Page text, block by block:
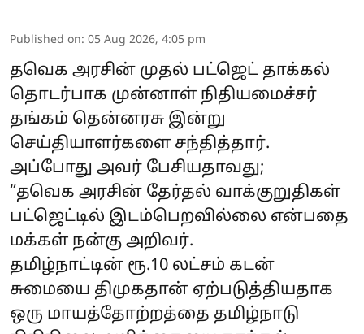
Published on: 05 Aug 2026, 4:05 pm
தவெக அரசின் முதல் பட்ஜெட் தாக்கல்
தொடர்பாக முன்னாள் நிதியமைச்சர்
தங்கம் தென்னரசு இன்று
செய்தியாளர்களை சந்தித்தார்.
அப்போது அவர் பேசியதாவது;
“தவெக அரசின் தேர்தல் வாக்குறுதிகள்
பட்ஜெட்டில் இடம்பெறவில்லை என்பதை
மக்கள் நன்கு அறிவர்.
தமிழ்நாட்டின் ரூ.10 லட்சம் கடன்
சுமையை திமுகதான் ஏற்படுத்தியதாக
ஒரு மாயத்தோற்றத்தை தமிழ்நாடு